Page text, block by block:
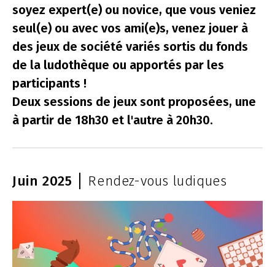
soyez expert(e) ou novice, que vous veniez
seul(e) ou avec vos ami(e)s, venez jouer à
des jeux de société variés sortis du fonds
de la ludothèque ou apportés par les
participants !
Deux sessions de jeux sont proposées, une
à partir de 18h30 et l'autre à 20h30.
Juin 2025 Rendez-vous ludiques